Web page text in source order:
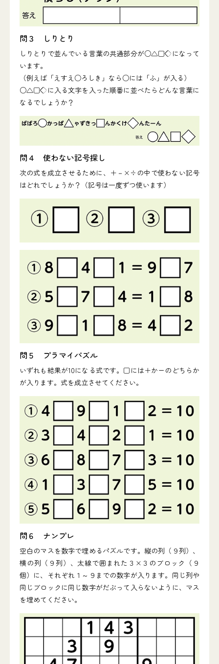
問３ しりとり
しりとりで並んでいる言葉の共通部分が○△□◇になって
います。
（例えば「えすえ○ろしき」なら○には「ふ」が入る）
○△□◇に入る文字を入った順番に並べたらどんな言葉に
なるでしょうか？
問４ 使わない記号探し
次の式を成立させるために、＋－×÷の中で使わない記号
はどれでしょうか？（記号は一度ずつ使います）
問５ プラマイパズル
いずれも結果が10になる式です。□には＋かーのどちらか
が入ります。式を成立させてください。
問６ ナンプレ
空白のマスを数字で埋めるパズルです。縦の列（９列）、
横の列（９列）、太線で囲まれた３×３のブロック（９
個）に、それぞれ１～９までの数字が入ります。同じ列や
同じブロックに同じ数字がだぶって入らないように、マス
を埋めてください。